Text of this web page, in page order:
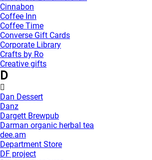
Cinnabon
Coffee Inn
Coffee Time
Converse Gift Cards
Corporate Library
Crafts by Ro
Creative gifts
D
Dan Dessert
Danz
Dargett Brewpub
Darman organic herbal tea
dee.am
Department Store
DF project